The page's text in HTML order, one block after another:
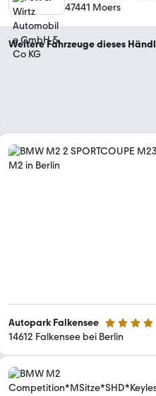
47441 Moers
Weitere Fahrzeuge dieses
Autopark Falkensee 4 Sterne
14612 Falkensee bei Berlin